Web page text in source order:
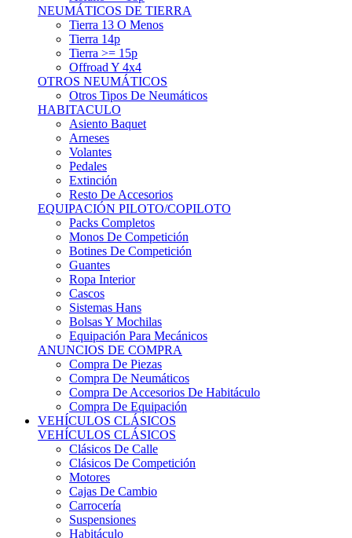
Tierra 13 O Menos
Tierra 14p
Tierra >= 15p
Offroad Y 4x4
OTROS NEUMÁTICOS
Otros Tipos De Neumáticos
HABITACULO
Asiento Baquet
Arneses
Volantes
Pedales
Extinción
Resto De Accesorios
EQUIPACIÓN PILOTO/COPILOTO
Packs Completos
Monos De Competición
Botines De Competición
Guantes
Ropa Interior
Cascos
Sistemas Hans
Bolsas Y Mochilas
Equipación Para Mecánicos
ANUNCIOS DE COMPRA
Compra De Piezas
Compra De Neumáticos
Compra De Accesorios De Habitáculo
Compra De Equipación
VEHÍCULOS CLÁSICOS
VEHÍCULOS CLÁSICOS
Clásicos De Calle
Clásicos De Competición
Motores
Cajas De Cambio
Carrocería
Suspensiones
Habitáculo
Llantas